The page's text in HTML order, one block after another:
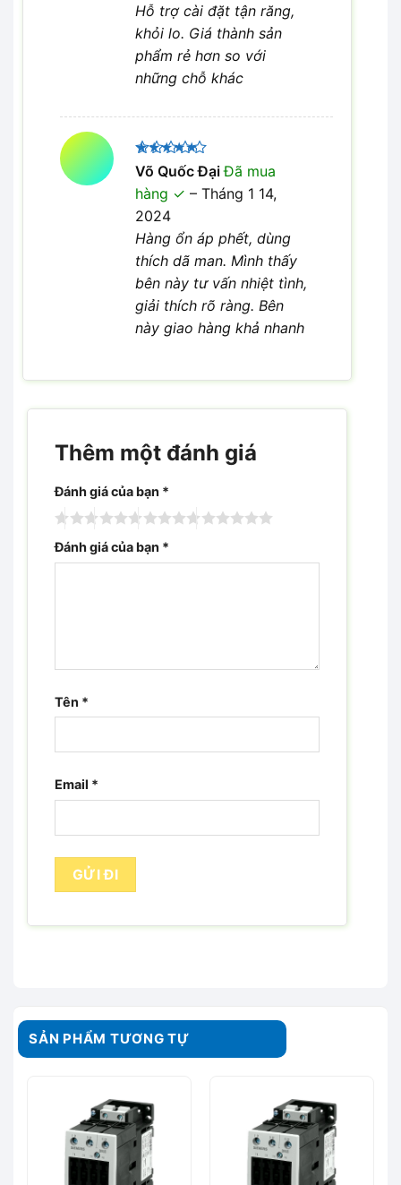
Hỗ trợ cài đặt tận răng,
khỏi lo. Giá thành sản
phẩm rẻ hơn so với
những chỗ khác
Được xếp
hạng5 5
sao
Võ Quốc ĐạiĐã mua
hàng
– Tháng 1 14,
2024
Hàng ổn áp phết, dùng
thích dã man. Mình thấy
bên này tư vấn nhiệt tình,
giải thích rõ ràng. Bên
này giao hàng khả nhanh
Thêm một đánh giá
Đánh giá của bạn *
Đánh giá của bạn *
Tên *
Email *
SẢN PHẨM TƯƠNG TỰ